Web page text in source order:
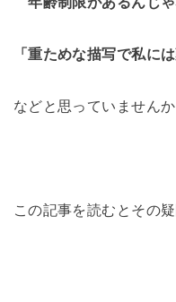
「重ためな描写で私に
などと思っていませんか
この記事を読むとその